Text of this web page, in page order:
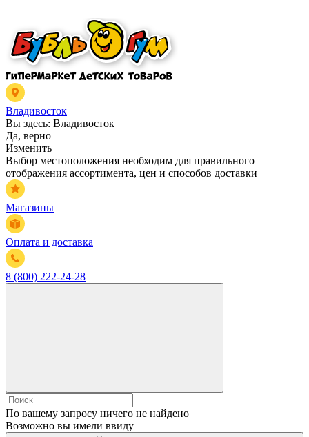
Владивосток
Вы здесь: Владивосток
Да, верно
Изменить
Выбор местоположения необходим для правильного
отображения ассортимента, цен и способов доставки
Магазины
Оплата и доставка
8 (800) 222-24-28
По вашему запросу ничего не найдено
Возможно вы имели ввиду